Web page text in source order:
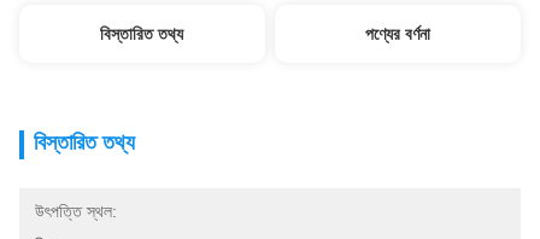
বিস্তারিত তথ্য পণ্যের বর্ণনা
বিস্তারিত তথ্য
উৎপত্তি স্থল: